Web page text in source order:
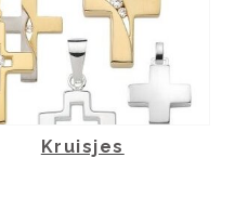
Kruisjes